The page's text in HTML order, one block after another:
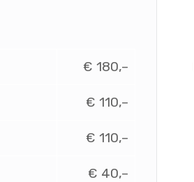
€ 180,–
€ 110,–
€ 110,–
€ 40,–